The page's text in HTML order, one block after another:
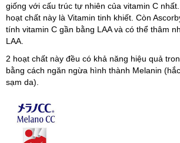
giống với cấu trúc tự nhiên của vitamin C
hoạt chất này là Vitamin tinh khiết. Còn
tính vitamin C gần bằng LAA và có thể thâm
LAA.
2 hoạt chất này đều có khả năng hiệu quả
bằng cách ngăn ngừa hình thành Melanin
sạm da).